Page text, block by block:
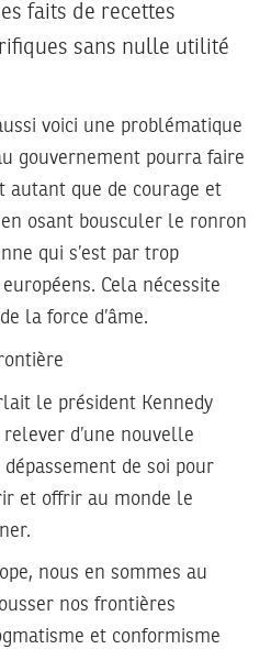
faits de recettes
sans nulle utilité
voici une problématique
gouvernement pourra faire
autant que de courage et
osant bousculer le ronron
qui s’est par trop
Cela nécessite
la force d’âme.
le président Kennedy
d’une nouvelle
de soi pour
et offrir au monde le
nous en sommes au
nos frontières
et conformisme